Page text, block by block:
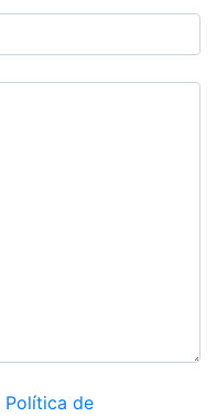
Política de